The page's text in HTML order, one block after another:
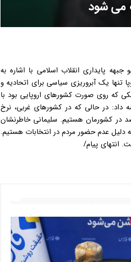
می شود
پایداری انقلاب اسلامی با اشاره به
تنها یک آبروریزی سیاسی برای اتحادیه و
که روی صورت کشورهای اروپایی بود با
داد: در حالی که در کشورهای غربی، نرخ
به صورت روزافزون در حال پایین رفتن است، ما شاهد مشارکت های بالای ۷۰ درصد در کشورمان هستیم. سلیمانی خاطرنشان
عدم حضور مردم در انتخابات هستیم.